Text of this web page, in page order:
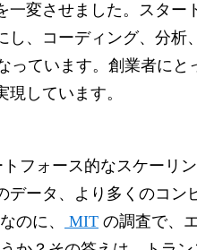
一変させました。スター
、コーディング、分析
っています。創業者に
しています。
フォース的なスケーリ
ータ、より多くのコン
のに、
MIT の調査で、